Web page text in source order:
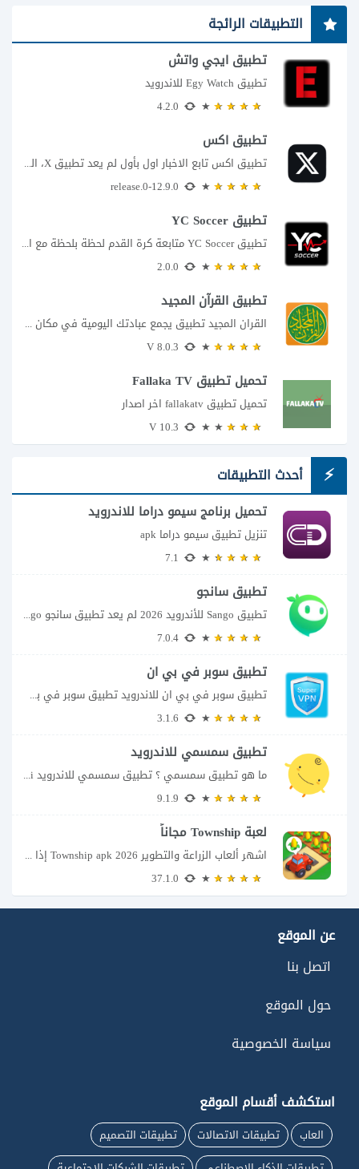
التطبيقات الرائجة
تطبيق ايجي واتش
تطبيق Egy Watch للاندرويد
تطبيق اكس
تطبيق اكس تابع الاخبار اول بأول لم يعد تطبيق X، المعروف سابقا باسم تويتر،...
تطبيق YC Soccer
تطبيق YC Soccer متابعة كرة القدم لحظة بلحظة مع اقتراب مباراة مصر والأرجنتين في...
تطبيق القرآن المجيد
القران المجيد تطبيق يجمع عبادتك اليومية في مكان واحد إذا كنت تبحث عن تطبيق...
تحميل تطبيق Fallaka TV
تحميل تطبيق fallakatv اخر اصدار
أحدث التطبيقات
تحميل برنامج سيمو دراما للاندرويد
تنزيل تطبيق سيمو دراما apk
تطبيق سانجو
تطبيق Sango للأندرويد 2026 لم يعد تطبيق سانجو Sango مجرد مساحة لإرسال الرسائل أو...
تطبيق سوبر في بي ان
تطبيق سوبر في بي ان للاندرويد تطبيق سوبر في بي ان من تطبيقات الشبكات...
تطبيق سمسمي للاندرويد
ما هو تطبيق سمسمي ؟ تطبيق سمسمي للاندرويد SimSimi هو برنامج دردشة افتراضية يسمح...
لعبة Township مجاناً
اشهر ألعاب الزراعة والتطوير Township apk 2026 إذا كنت تحب ألعاب الزراعة وبناء المدن،...
عن الموقع
اتصل بنا
حول الموقع
سياسة الخصوصية
استكشف أقسام الموقع
العاب تطبيقات الاتصالات
تطبيقات التصميم